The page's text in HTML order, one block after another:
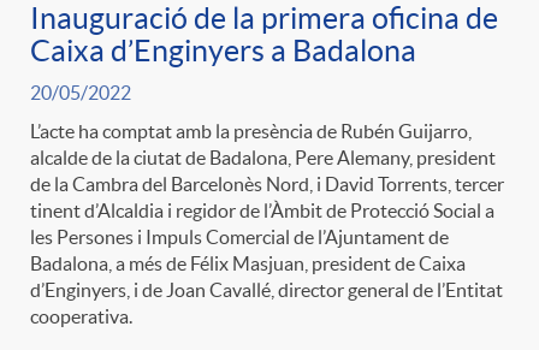
Inauguració de la primera oficina de
Caixa d’Enginyers a Badalona
20/05/2022
L’acte ha comptat amb la presència de Rubén Guijarro,
alcalde de la ciutat de Badalona, Pere Alemany, president
de la Cambra del Barcelonès Nord, i David Torrents, tercer
tinent d’Alcaldia i regidor de l’Àmbit de Protecció Social a
les Persones i Impuls Comercial de l’Ajuntament de
Badalona, a més de Félix Masjuan, president de Caixa
d’Enginyers, i de Joan Cavallé, director general de l’Entitat
cooperativa.